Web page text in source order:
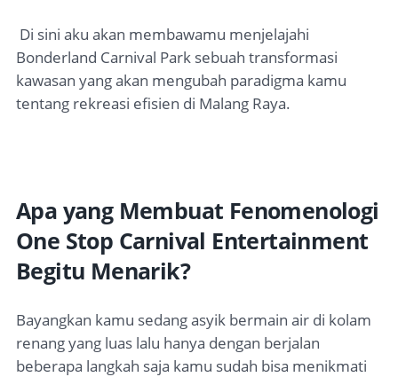
Di sini aku akan membawamu menjelajahi
Bonderland Carnival Park sebuah transformasi
kawasan yang akan mengubah paradigma kamu
tentang rekreasi efisien di Malang Raya.
Apa yang Membuat Fenomenologi
One Stop Carnival Entertainment
Begitu Menarik?
Bayangkan kamu sedang asyik bermain air di kolam
renang yang luas lalu hanya dengan berjalan
beberapa langkah saja kamu sudah bisa menikmati